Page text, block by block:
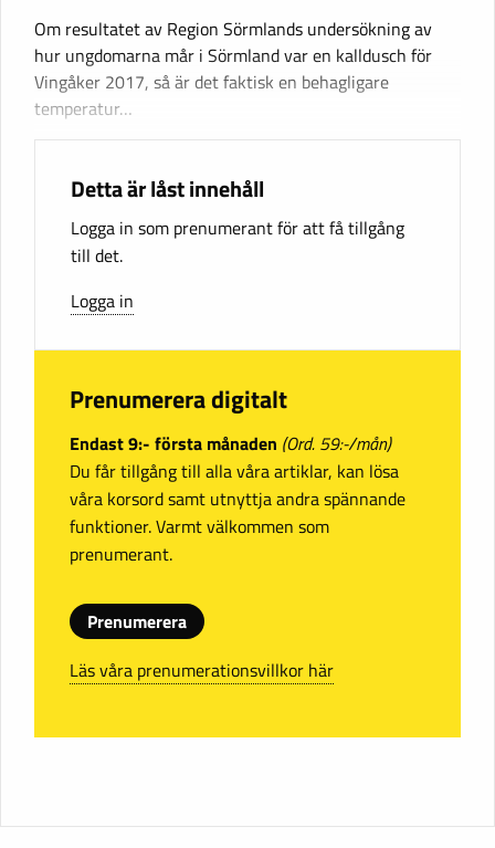
Om resultatet av Region Sörmlands undersökning av
hur ungdomarna mår i Sörmland var en kalldusch för
Vingåker 2017, så är det faktisk en behagligare
temperatur…
Detta är låst innehåll
Logga in som prenumerant för att få tillgång
till det.
Logga in
Prenumerera digitalt
Endast 9:- första månaden (Ord. 59:-/mån)
Du får tillgång till alla våra artiklar, kan lösa
våra korsord samt utnyttja andra spännande
funktioner. Varmt välkommen som
prenumerant.
Prenumerera
Läs våra prenumerationsvillkor här